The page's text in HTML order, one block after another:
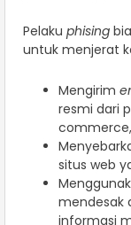
Pelaku phising
untuk menjerat
Mengirim
resmi dari
situs web
mendesak
informasi